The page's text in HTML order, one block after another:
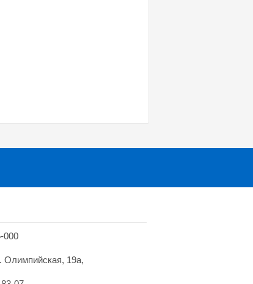
000
Олимпийская, 19а,